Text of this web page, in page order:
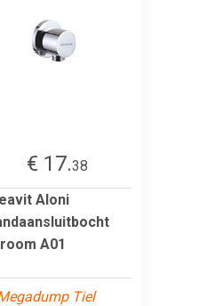
€ 17.38
Aloni
A01
Tiel